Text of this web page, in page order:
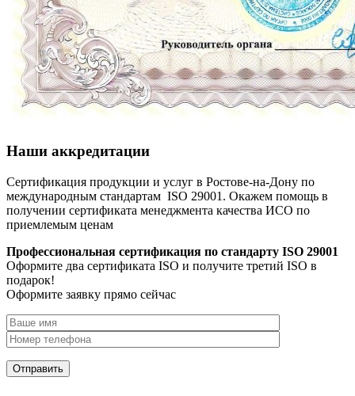
Наши аккредитации
Сертификация продукции и услуг в Ростове-на-Дону по
международным стандартам ISO 29001. Окажем помощь в
получении сертификата менеджмента качества ИСО по
приемлемым ценам
Профессиональная сертификация по стандарту ISO 29001
Оформите два сертификата ISO и получите третий ISO в
подарок!
Оформите заявку прямо сейчас